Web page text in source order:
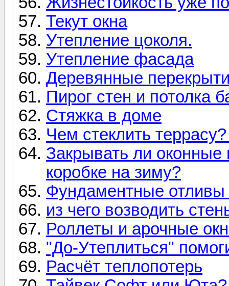
Текут окна
Утепление цоколя.
Утепление фасада
Деревянные
Пирог стен и потолка
Стяжка в доме
Чем стеклить
Закрывать ли
коробке на зиму?
Фундаментные
из чего возводить
Роллеты и арочные
"До-Утеплиться"
Расчёт теплопотерь